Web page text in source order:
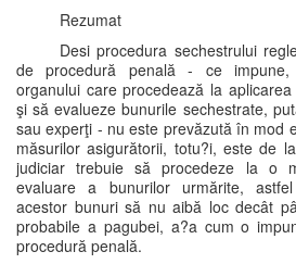
Rezumat
Desi procedura sechestrului
de procedură penală - ce impune,
organului care procedează la
şi să evalueze bunurile sechestrate,
sau experţi - nu este prevăzută în mod
măsurilor asigurătorii, totu?i, este de
judiciar trebuie să procedeze la o
evaluare a bunurilor urmărite,
acestor bunuri să nu aibă loc decât
probabile a pagubei, a?a cum o
procedură penală.